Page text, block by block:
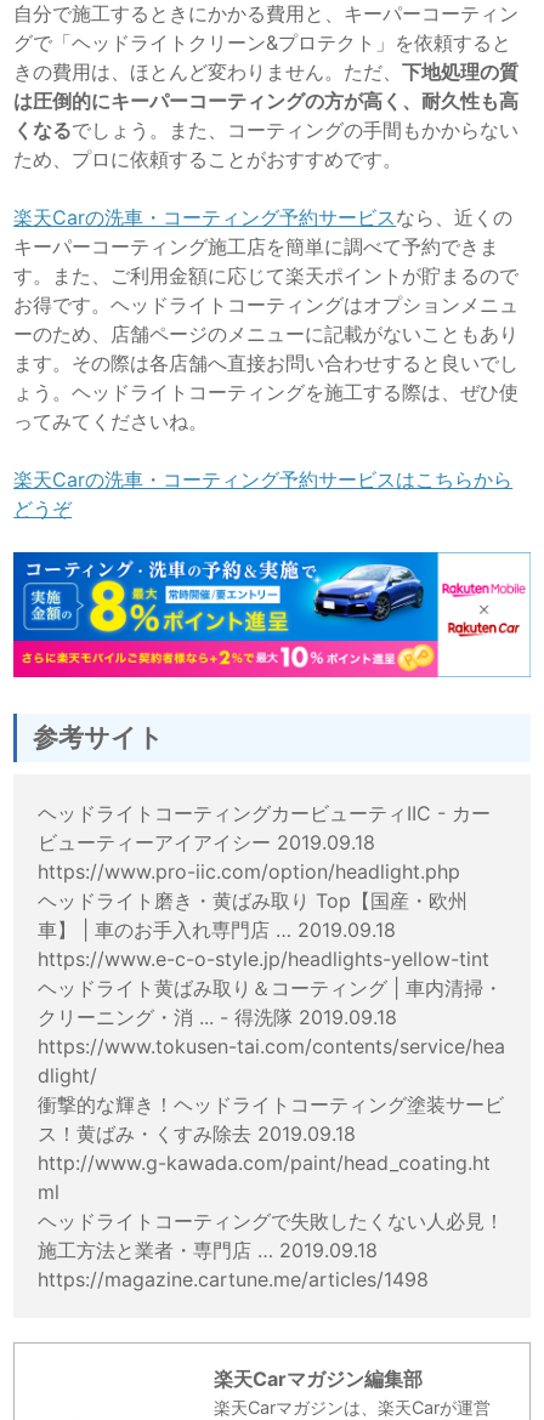
自分で施工するときにかかる費用と、キーパーコーティン
グで「ヘッドライトクリーン&プロテクト」を依頼すると
きの費用は、ほとんど変わりません。ただ、下地処理の質
は圧倒的にキーパーコーティングの方が高く、耐久性も高
くなるでしょう。また、コーティングの手間もかからない
ため、プロに依頼することがおすすめです。
楽天Carの洗車・コーティング予約サービスなら、近くの
キーパーコーティング施工店を簡単に調べて予約できま
す。また、ご利用金額に応じて楽天ポイントが貯まるので
お得です。ヘッドライトコーティングはオプションメニュ
ーのため、店舗ページのメニューに記載がないこともあり
ます。その際は各店舗へ直接お問い合わせすると良いでし
ょう。ヘッドライトコーティングを施工する際は、ぜひ使
ってみてくださいね。
楽天Carの洗車・コーティング予約サービスはこちらから
どうぞ
参考サイト
ヘッドライトコーティングカービューティIIC - カー
ビューティーアイアイシー 2019.09.18
https://www.pro-iic.com/option/headlight.php
ヘッドライト磨き・黄ばみ取り Top【国産・欧州
車】 | 車のお手入れ専門店 … 2019.09.18
https://www.e-c-o-style.jp/headlights-yellow-tint
ヘッドライト黄ばみ取り＆コーティング | 車内清掃・
クリーニング・消 ... - 得洗隊 2019.09.18
https://www.tokusen-tai.com/contents/service/hea
dlight/
衝撃的な輝き！ヘッドライトコーティング塗装サービ
ス！黄ばみ・くすみ除去 2019.09.18
http://www.g-kawada.com/paint/head_coating.ht
ml
ヘッドライトコーティングで失敗したくない人必見！
施工方法と業者・専門店 … 2019.09.18
https://magazine.cartune.me/articles/1498
楽天Carマガジン編集部
楽天Carマガジンは、楽天Carが運営